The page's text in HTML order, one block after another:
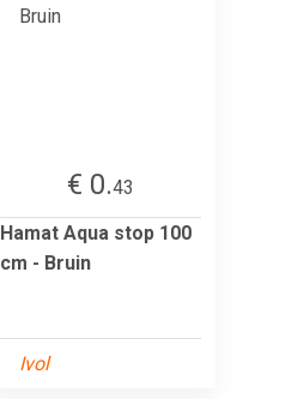
€ 0.43
Hamat Aqua stop 100
cm - Bruin
Ivol